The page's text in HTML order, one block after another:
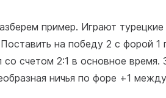
пример. Играют
на победу 2 с форой
со счетом 2:1 в основное время.
ничья по форе +1